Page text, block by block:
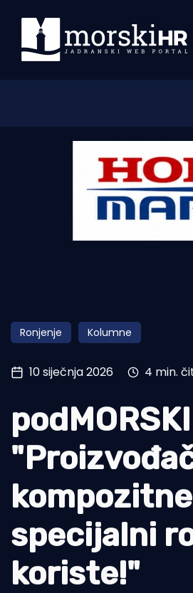
Morski plus
Pomorstvo
Ribolov
Tradicija i kultura
Ronjenje Kolumne
10 siječnja 2026 4 min.
specijalni
koriste!"